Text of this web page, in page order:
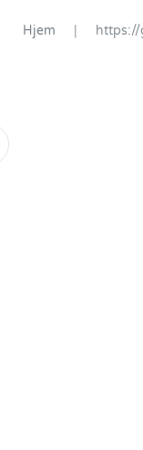
Hjem